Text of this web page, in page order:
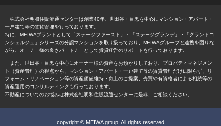
株式会社明和住販流通センターは創業40年、世田谷・目黒を中心にマンション・アパート・
一戸建て等の賃貸管理を行っております。
特に、MEIWAブランドとして「ステージファースト」・「ステージグランデ」・「グランドコ
ンシェルジュ」シリーズの分譲マンションを取り扱っており、MEIWAグループと連携を図りな
がら、オーナー様の良きパートナーとして賃貸経営のサポートを行っております。
また、世田谷・目黒を中心にオーナー様の資産をお預かりしており、プロパティマネジメン
ト（資産管理）の視点から、マンション・アパート・一戸建て等の賃貸管理だけに限らず、リ
フォーム・リノベーション等の資産価値維持・向上のご提案、売買や有資格者による相続等の
資産運用のコンサルティングも行っております。
不動産についてのお悩みは株式会社明和住販流通センターに是非、ご相談ください。
copyright © MEIWA group. All rights reserved